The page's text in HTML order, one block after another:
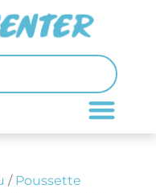
/ Poussette